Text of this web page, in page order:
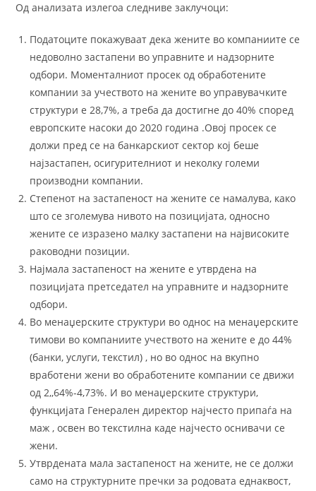
Од анализата излегоа следниве заклучоци:
Податоците покажуваат дека жените во компаниите се
недоволно застапени во управните и надзорните
одбори. Моменталниот просек од обработените
компании за учеството на жените во управувачките
структури е 28,7%, а треба да достигне до 40% според
европските насоки до 2020 година .Овој просек се
должи пред се на банкарскиот сектор кој беше
најзастапен, осигурителниот и неколку големи
производни компании.
Степенот на застапеност на жените се намалува, како
што се зголемува нивото на позицијата, односно
жените се изразено малку застапени на највисоките
раководни позиции.
Најмала застапеност на жените е утврдена на
позицијата претседател на управните и надзорните
одбори.
Во менаџерските структури во однос на менаџерските
тимови во компаниите учеството на жените е до 44%
(банки, услуги, текстил) , но во однос на вкупно
вработени жени во обработените компании се движи
од 2,,64%-4,73%. И во менаџерските структури,
функцијата Генерален директор најчесто припаѓа на
маж , освен во текстилна каде најчесто оснивачи се
жени.
Утврдената мала застапеност на жените, не се должи
само на структурните пречки за родовата еднаквост,